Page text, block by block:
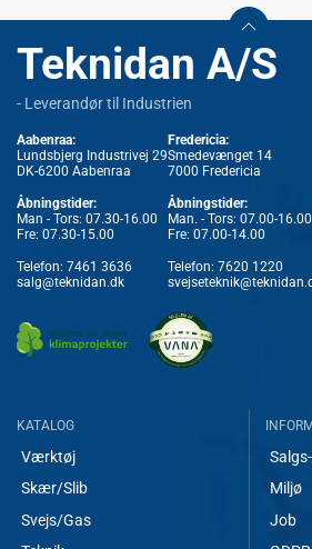
Teknidan A/S
- Leverandør til Industrien
Aabenraa:
Lundsbjerg Industrivej 29
DK-6200 Aabenraa
Åbningstider:
Man - Tors: 07.30-16.00
Fre: 07.30-15.00
Telefon: 7461 3636
salg@teknidan.dk
Fredericia:
Smedevænget 14
7000 Fredericia
Åbningstider:
Man. - Tors: 07.00-16.00
Fre: 07.00-14.00
Telefon: 7620 1220
KATALOG
Værktøj
Skær/Slib
Svejs/Gas
Miljø
Job